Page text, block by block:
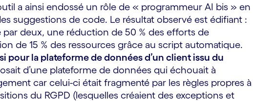
a ainsi endossé un rôle de « programmeur AI bis » en
suggestions de code. Le résultat observé est édifiant :
deux, une réduction de 50 % des efforts de
de 15 % des ressources grâce au script automatique.
pour la plateforme de données d’un client issu du
d’une plateforme de données qui échouait à
car celui-ci était fragmenté par les règles propres à
du RGPD (lesquelles créaient des exceptions et